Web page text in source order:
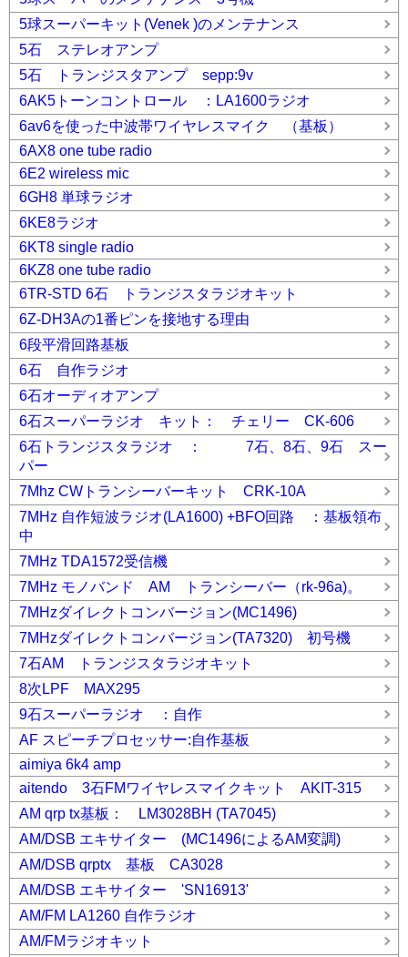
5球スーパーキット(Venek )のメンテナンス
5石 ステレオアンプ
5石 トランジスタアンプ sepp:9v
6AK5トーンコントロール ：LA1600ラジオ
6av6を使った中波帯ワイヤレスマイク （基板）
6AX8 one tube radio
6E2 wireless mic
6GH8 単球ラジオ
6KE8ラジオ
6KT8 single radio
6KZ8 one tube radio
6TR-STD 6石 トランジスタラジオキット
6Z-DH3Aの1番ピンを接地する理由
6段平滑回路基板
6石 自作ラジオ
6石オーディオアンプ
6石スーパーラジオ キット： チェリー CK-606
6石トランジスタラジオ ： 7石、8石、9石 スー
パー
7Mhz CWトランシーバーキット CRK-10A
7MHz 自作短波ラジオ(LA1600) +BFO回路 ：基板領布
中
7MHz TDA1572受信機
7MHz モノバンド AM トランシーバー（rk-96a)。
7MHzダイレクトコンバージョン(MC1496)
7MHzダイレクトコンバージョン(TA7320) 初号機
7石AM トランジスタラジオキット
8次LPF MAX295
9石スーパーラジオ ：自作
AF スピーチプロセッサー:自作基板
aimiya 6k4 amp
aitendo 3石FMワイヤレスマイクキット AKIT-315
AM qrp tx基板： LM3028BH (TA7045)
AM/DSB エキサイター (MC1496によるAM変調)
AM/DSB qrptx 基板 CA3028
AM/DSB エキサイター 'SN16913'
AM/FM LA1260 自作ラジオ
AM/FMラジオキット